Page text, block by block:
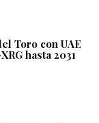
Toro con UAE
hasta 2031